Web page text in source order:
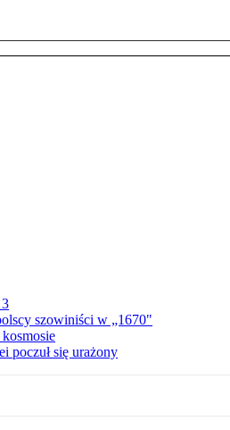
szowiniści w „1670"
poczuł się urażony